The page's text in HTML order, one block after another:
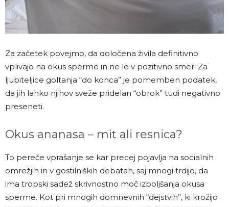
Za začetek povejmo, da določena živila definitivno
vplivajo na okus sperme in ne le v pozitivno smer. Za
ljubiteljice goltanja “do konca” je pomemben podatek,
da jih lahko njihov sveže pridelan “obrok” tudi negativno
preseneti.
Okus ananasa – mit ali resnica?
To pereče vprašanje se kar precej pojavlja na socialnih
omrežjih in v gostilniških debatah, saj mnogi trdijo, da
ima tropski sadež skrivnostno moč izboljšanja okusa
sperme. Kot pri mnogih domnevnih “dejstvih”, ki krožijo